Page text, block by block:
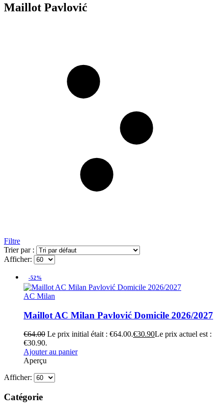
Maillot Pavlović
Filtre
Trier par :
Afficher:
-52%
AC Milan
Maillot AC Milan Pavlović Domicile 2026/2027
€64.00 Le prix initial était : €64.00.€30.90Le prix actuel est :
€30.90.
Ajouter au panier
Aperçu
Afficher:
Catégorie